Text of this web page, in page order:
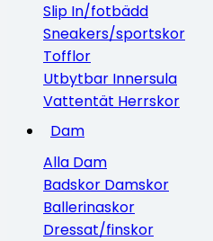
Slip In/fotbädd
Sneakers/sportskor
Tofflor
Utbytbar Innersula
Vattentät Herrskor
Dam
Alla Dam
Badskor Damskor
Ballerinaskor
Dressat/finskor